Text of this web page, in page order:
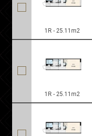
1R - 25.11m2
1R - 25.11m2